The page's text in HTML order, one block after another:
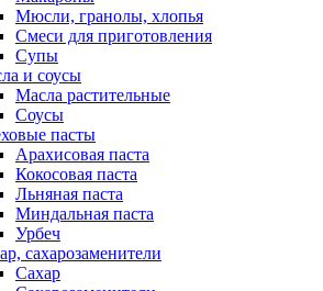
Мюсли, гранолы, хлопья
Смеси для приготовления
Супы
и соусы
Масла растительные
Соусы
пасты
Арахисовая паста
Кокосовая паста
Льняная паста
Миндальная паста
Урбеч
сахарозаменители
Сахар